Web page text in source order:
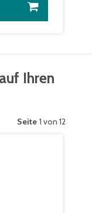
Ihren
Seite 1 von 12